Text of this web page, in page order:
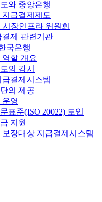
와 중앙은행
급결제제도
시장인프라 위원회
결제 관련기관
국은행
할 개요
의 감시
결제시스템
의 제공
영
표준(ISO 20022) 도입
지원
장대상 지급결제시스템